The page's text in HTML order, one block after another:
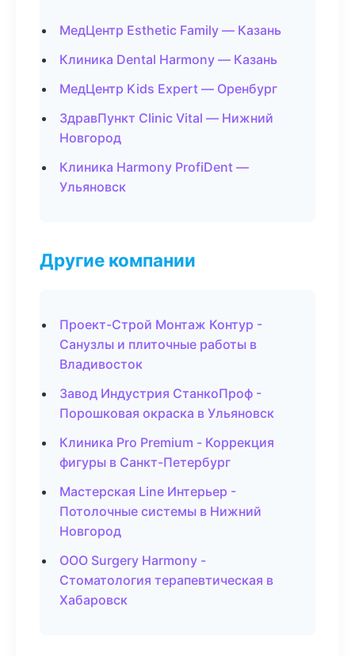
МедЦентр Esthetic Family — Казань
Клиника Dental Harmony — Казань
МедЦентр Kids Expert — Оренбург
ЗдравПункт Clinic Vital — Нижний
Новгород
Клиника Harmony ProfiDent —
Ульяновск
Другие компании
Проект-Строй Монтаж Контур -
Санузлы и плиточные работы в
Владивосток
Завод Индустрия СтанкоПроф -
Порошковая окраска в Ульяновск
Клиника Pro Premium - Коррекция
фигуры в Санкт-Петербург
Мастерская Line Интерьер -
Потолочные системы в Нижний
Новгород
ООО Surgery Harmony -
Стоматология терапевтическая в
Хабаровск